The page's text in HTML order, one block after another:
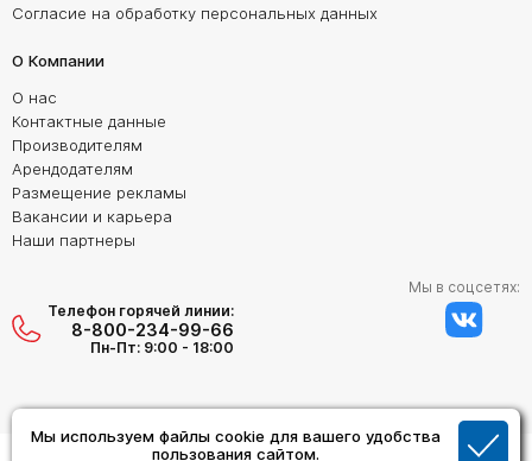
Мы используем файлы cookie для вашего удобства
пользования сайтом.
Согласие на обработку персональных данных
О Компании
О нас
Контактные данные
Производителям
Арендодателям
Размещение рекламы
Вакансии и карьера
Наши партнеры
Телефон горячей линии:
8-800-234-99-66
Пн-Пт: 9:00 - 18:00
Мы в соцсетях: